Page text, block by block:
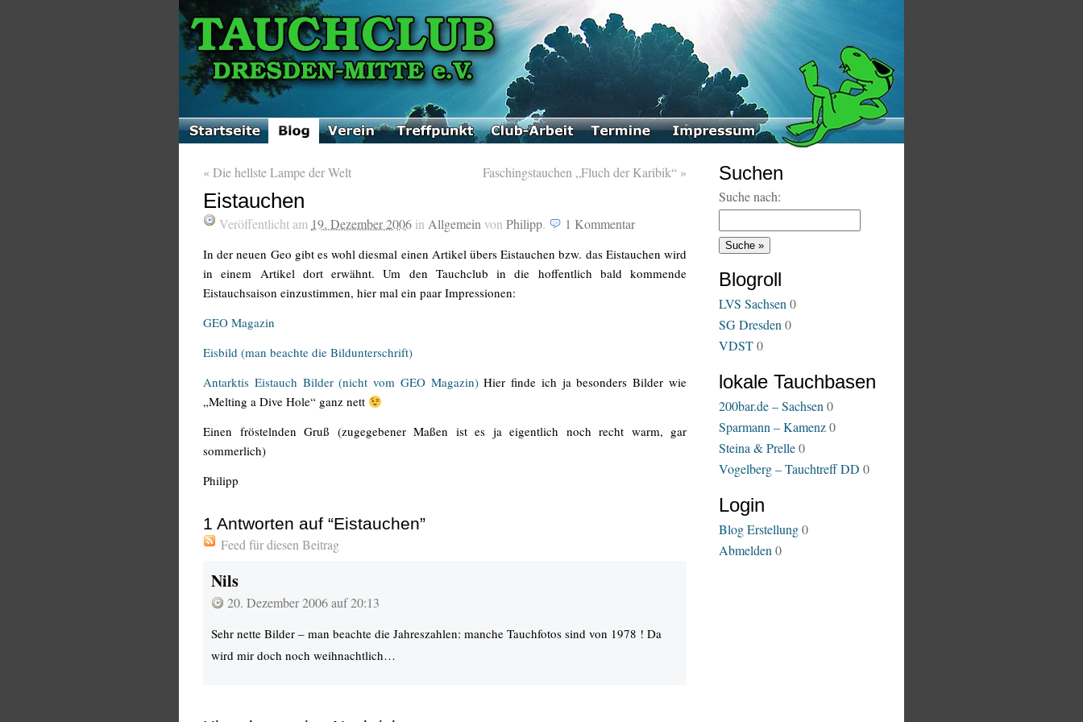
«Die hellste Lampe der Welt Faschingstauchen „Fluch der Karibik“ »
Eistauchen
Veröffentlicht am 19. Dezember 2006 in Allgemein von Philipp. 1 Kommentar
In der neuen Geo gibt es wohl diesmal einen Artikel übers Eistauchen bzw. das Eistauchen wird
in einem Artikel dort erwähnt. Um den Tauchclub in die hoffentlich bald kommende
Eistauchsaison einzustimmen, hier mal ein paar Impressionen:
GEO Magazin
Eisbild (man beachte die Bildunterschrift)
Antarktis Eistauch Bilder (nicht vom GEO Magazin)Hier finde ich ja besonders Bilder wie
„Melting a Dive Hole“ ganz nett
Einen fröstelnden Gruß (zugegebener Maßen ist es ja eigentlich noch recht warm, gar
sommerlich)
Philipp
1 Antworten auf “Eistauchen”
Feed für diesen Beitrag
Nils
20. Dezember 2006 auf 20:13
Sehr nette Bilder – man beachte die Jahreszahlen: manche Tauchfotos sind von 1978 ! Da
wird mir doch noch weihnachtlich…
Suchen
Suche nach:
Blogroll
LVS Sachsen 0
SG Dresden 0
VDST0
lokale Tauchbasen
200bar.de – Sachsen 0
Sparmann – Kamenz0
Steina & Prelle0
Vogelberg – Tauchtreff DD 0
Login
Blog Erstellung0
Abmelden 0